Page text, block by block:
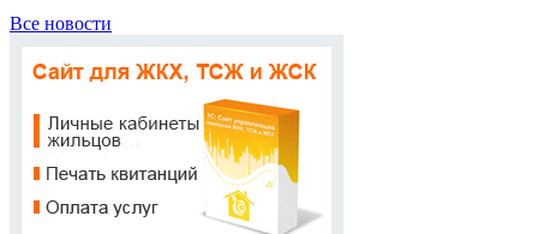
Все новости